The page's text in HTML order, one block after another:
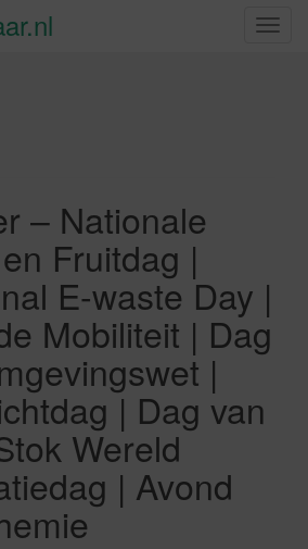
S
a
t
– Nationale
Fruitdag |
E-waste Day |
Mobiliteit | Dag
|
| Dag van
Wereld
| Avond